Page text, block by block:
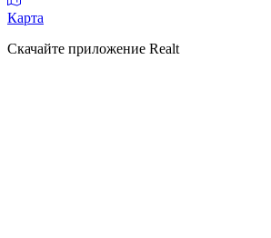
Карта
Скачайте приложение Realt